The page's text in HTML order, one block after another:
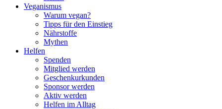
Veganismus
Warum vegan?
Tipps für den Einstieg
Nährstoffe
Mythen
Helfen
Spenden
Mitglied werden
Geschenkurkunden
Sponsor werden
Aktiv werden
Helfen im Alltag